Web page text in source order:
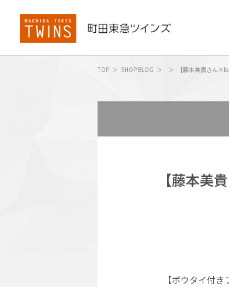
TOP SHOP BLOG 【藤本美貴さん
【藤本
【ボウタイ付き